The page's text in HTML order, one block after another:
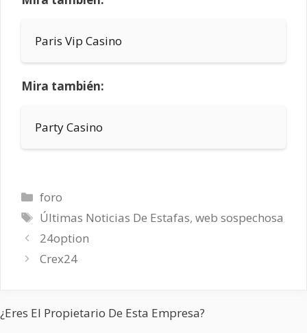
Paris Vip Casino
Mira también:
Party Casino
Categorías
foro
Etiquetas
Últimas Noticias De Estafas,web sospechosa
24option
Crex24
¿Eres El Propietario De Esta Empresa?